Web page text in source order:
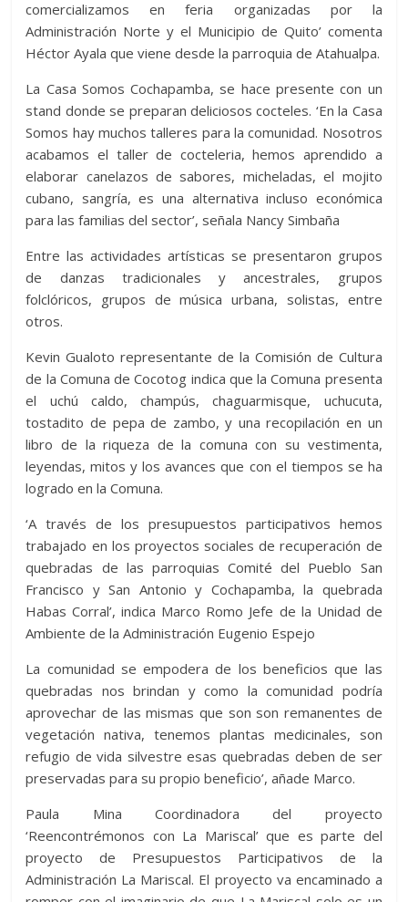
comercializamos en feria organizadas por la
Administración Norte y el Municipio de Quito’ comenta
Héctor Ayala que viene desde la parroquia de Atahualpa.
La Casa Somos Cochapamba, se hace presente con un
stand donde se preparan deliciosos cocteles. ‘En la Casa
Somos hay muchos talleres para la comunidad. Nosotros
acabamos el taller de cocteleria, hemos aprendido a
elaborar canelazos de sabores, micheladas, el mojito
cubano, sangría, es una alternativa incluso económica
para las familias del sector’, señala Nancy Simbaña
Entre las actividades artísticas se presentaron grupos
de danzas tradicionales y ancestrales, grupos
folclóricos, grupos de música urbana, solistas, entre
otros.
Kevin Gualoto representante de la Comisión de Cultura
de la Comuna de Cocotog indica que la Comuna presenta
el uchú caldo, champús, chaguarmisque, uchucuta,
tostadito de pepa de zambo, y una recopilación en un
libro de la riqueza de la comuna con su vestimenta,
leyendas, mitos y los avances que con el tiempos se ha
logrado en la Comuna.
‘A través de los presupuestos participativos hemos
trabajado en los proyectos sociales de recuperación de
quebradas de las parroquias Comité del Pueblo San
Francisco y San Antonio y Cochapamba, la quebrada
Habas Corral’, indica Marco Romo Jefe de la Unidad de
Ambiente de la Administración Eugenio Espejo
La comunidad se empodera de los beneficios que las
quebradas nos brindan y como la comunidad podría
aprovechar de las mismas que son son remanentes de
vegetación nativa, tenemos plantas medicinales, son
refugio de vida silvestre esas quebradas deben de ser
preservadas para su propio beneficio’, añade Marco.
Paula Mina Coordinadora del proyecto
‘Reencontrémonos con La Mariscal’ que es parte del
proyecto de Presupuestos Participativos de la
Administración La Mariscal. El proyecto va encaminado a